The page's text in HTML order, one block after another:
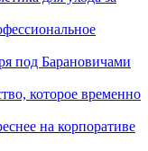
под Барановичами
которое временно
на корпоративе